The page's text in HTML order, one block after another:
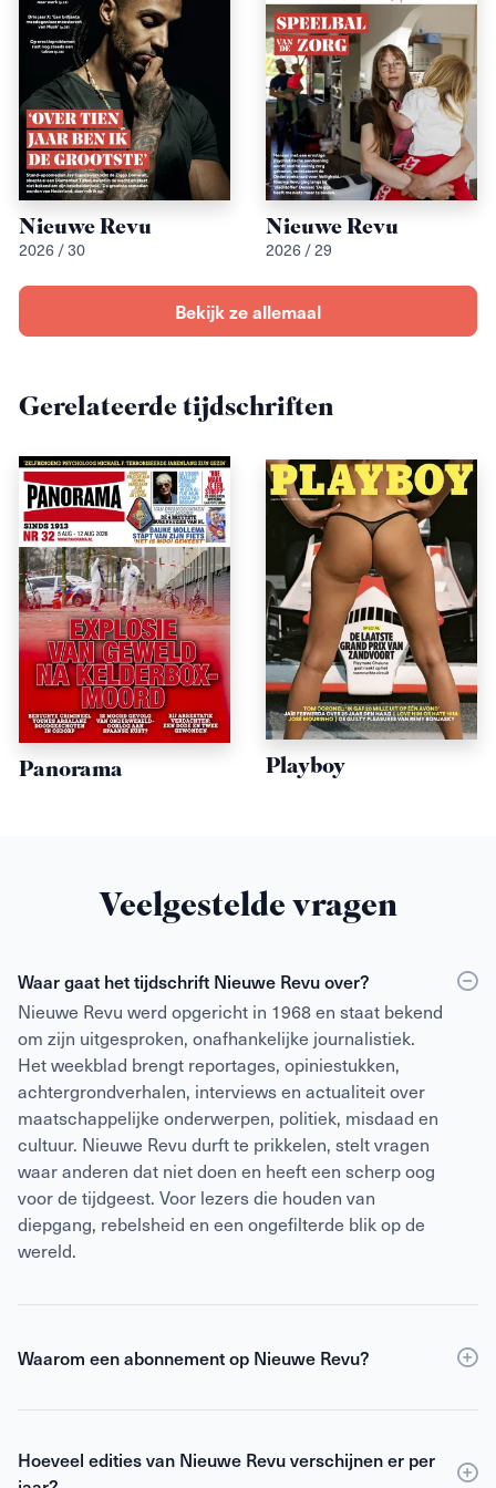
Nieuwe Revu
2026 / 30
Nieuwe Revu
2026 / 29
Bekijk ze allemaal
Gerelateerde tijdschriften
Panorama Playboy
Veelgestelde vragen
Waar gaat het tijdschrift Nieuwe Revu over?
Nieuwe Revu werd opgericht in 1968 en staat bekend
om zijn uitgesproken, onafhankelijke journalistiek.
Het weekblad brengt reportages, opiniestukken,
achtergrondverhalen, interviews en actualiteit over
maatschappelijke onderwerpen, politiek, misdaad en
cultuur. Nieuwe Revu durft te prikkelen, stelt vragen
waar anderen dat niet doen en heeft een scherp oog
voor de tijdgeest. Voor lezers die houden van
diepgang, rebelsheid en een ongefilterde blik op de
wereld.
Waarom een abonnement op Nieuwe Revu?
Eenabonnementop Nieuwe Revu is voordeliger dan
scherpe journalistiek en digitale edities. Je ontvangt
Hoeveel edities van Nieuwe Revu verschijnen er per